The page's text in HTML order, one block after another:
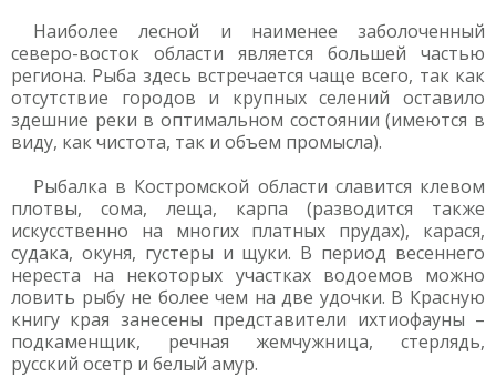
Наиболее лесной и наименее заболоченный
северо-восток области является большей частью
региона. Рыба здесь встречается чаще всего, так как
отсутствие городов и крупных селений оставило
здешние реки в оптимальном состоянии (имеются в
виду, как чистота, так и объем промысла).
Рыбалка в Костромской области славится клевом
плотвы, сома, леща, карпа (разводится также
искусственно на многих платных прудах), карася,
судака, окуня, густеры и щуки. В период весеннего
нереста на некоторых участках водоемов можно
ловить рыбу не более чем на две удочки. В Красную
книгу края занесены представители ихтиофауны –
подкаменщик, речная жемчужница, стерлядь,
русский осетр и белый амур.